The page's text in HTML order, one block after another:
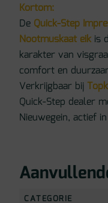
Kortom:
De Quick-Step
Nootmuskaat eik is
karakter van
comfort en
Verkrijgbaar bij
Quick-Step dealer
Nieuwegein, actief
CATEGORIE